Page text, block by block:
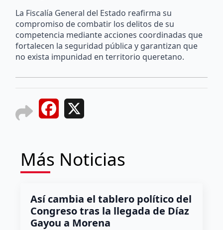
La Fiscalía General del Estado reafirma su
compromiso de combatir los delitos de su
competencia mediante acciones coordinadas que
fortalecen la seguridad pública y garantizan que
no exista impunidad en territorio queretano.
Facebook
Más Noticias
Así cambia el tablero político del
Congreso tras la llegada de Díaz
Gayou a Morena